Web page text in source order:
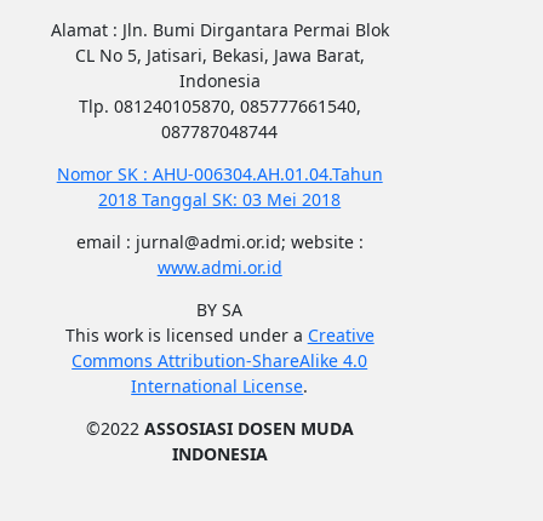
Alamat : Jln. Bumi Dirgantara Permai Blok
CL No 5, Jatisari, Bekasi, Jawa Barat,
Indonesia
Tlp. 081240105870, 085777661540,
087787048744
Nomor SK : AHU-006304.AH.01.04.Tahun
2018 Tanggal SK: 03 Mei 2018
email : jurnal@admi.or.id; website :
www.admi.or.id
BY SA
This work is licensed under a Creative
Commons Attribution-ShareAlike 4.0
International License.
©2022 ASSOSIASI DOSEN MUDA
INDONESIA